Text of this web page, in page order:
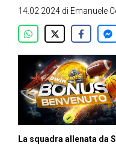
14.02.2024 di Emanuele
La squadra allenata da